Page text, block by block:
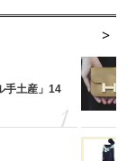
手土産」14